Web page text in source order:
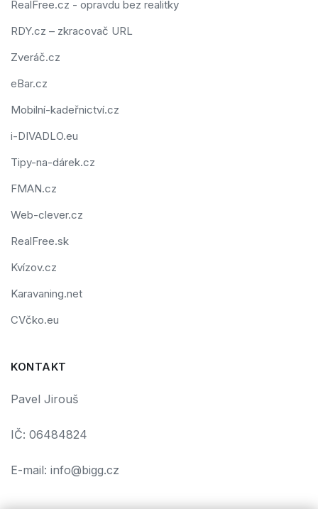
RealFree.cz - opravdu bez realitky
RDY.cz – zkracovač URL
Zveráč.cz
eBar.cz
Mobilní-kadeřnictví.cz
i-DIVADLO.eu
Tipy-na-dárek.cz
FMAN.cz
Web-clever.cz
RealFree.sk
Kvízov.cz
Karavaning.net
CVčko.eu
KONTAKT
Pavel Jirouš
IČ: 06484824
E-mail: info@bigg.cz